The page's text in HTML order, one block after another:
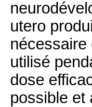
utero
nécessaire
utilisé
dose
possible et